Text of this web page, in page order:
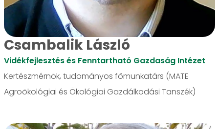
Csambalik László
Vidékfejlesztés és Fenntartható Gazdaság Intézet
Kertészmérnök, tudományos főmunkatárs (MATE
Agroökológiai és Ökológiai Gazdálkodási Tanszék)